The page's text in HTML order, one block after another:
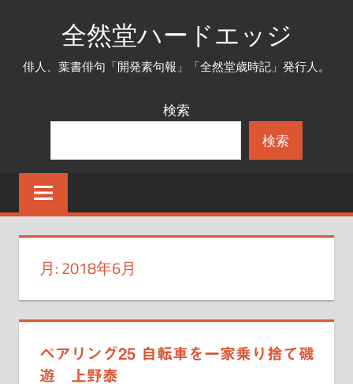
プ
全然堂ハードエッジ
俳人、葉書俳句「開発素句報」「全然堂歳時記」発行人。
検索
検索
月:2018年6月
ペアリング25 自転車を一家乗り捨て磯
遊 上野泰